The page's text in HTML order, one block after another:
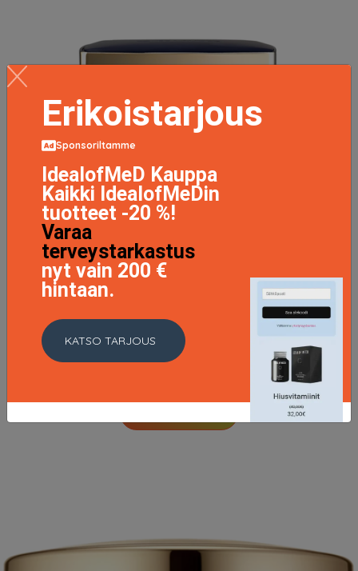
Double Wear Stay-In-Place Matte Powder Foundation
SPF10 3W1 Tawny
Erikoistarjous
Sponsoriltamme
IdealofMeD Kauppa
Kaikki IdealofMeDin
tuotteet -20 %!
Varaa
terveystarkastus
nyt vain 200 €
hintaan.
KATSO TARJOUS